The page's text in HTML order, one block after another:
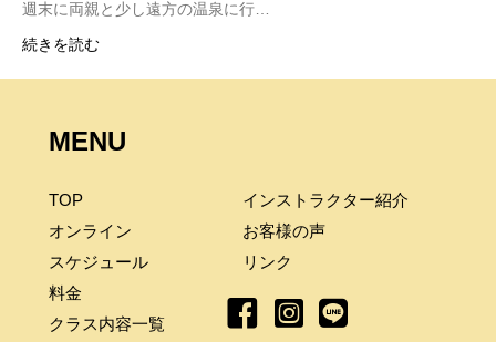
週末に両親と少し遠方の温泉に行…
続きを読む
MENU
TOP
オンライン
スケジュール
料金
クラス内容一覧
インストラクター紹介
お客様の声
リンク